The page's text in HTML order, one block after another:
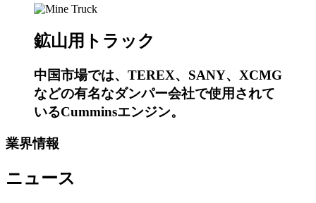
鉱山用トラック
中国市場では、TEREX、SANY、XCMG
などの有名なダンパー会社で使用されて
いるCumminsエンジン。
業界情報
ニュース